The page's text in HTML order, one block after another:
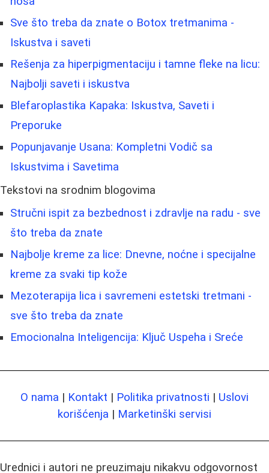
Sve što treba da znate o Botox tretmanima -
Iskustva i saveti
Rešenja za hiperpigmentaciju i tamne fleke na licu:
Najbolji saveti i iskustva
Blefaroplastika Kapaka: Iskustva, Saveti i
Preporuke
Popunjavanje Usana: Kompletni Vodič sa
Iskustvima i Savetima
Tekstovi na srodnim blogovima
Stručni ispit za bezbednost i zdravlje na radu - sve
što treba da znate
Najbolje kreme za lice: Dnevne, noćne i specijalne
kreme za svaki tip kože
Mezoterapija lica i savremeni estetski tretmani -
sve što treba da znate
Emocionalna Inteligencija: Ključ Uspeha i Sreće
O nama | Kontakt | Politika privatnosti | Uslovi
korišćenja | Marketinški servisi
Urednici i autori ne preuzimaju nikakvu odgovornost